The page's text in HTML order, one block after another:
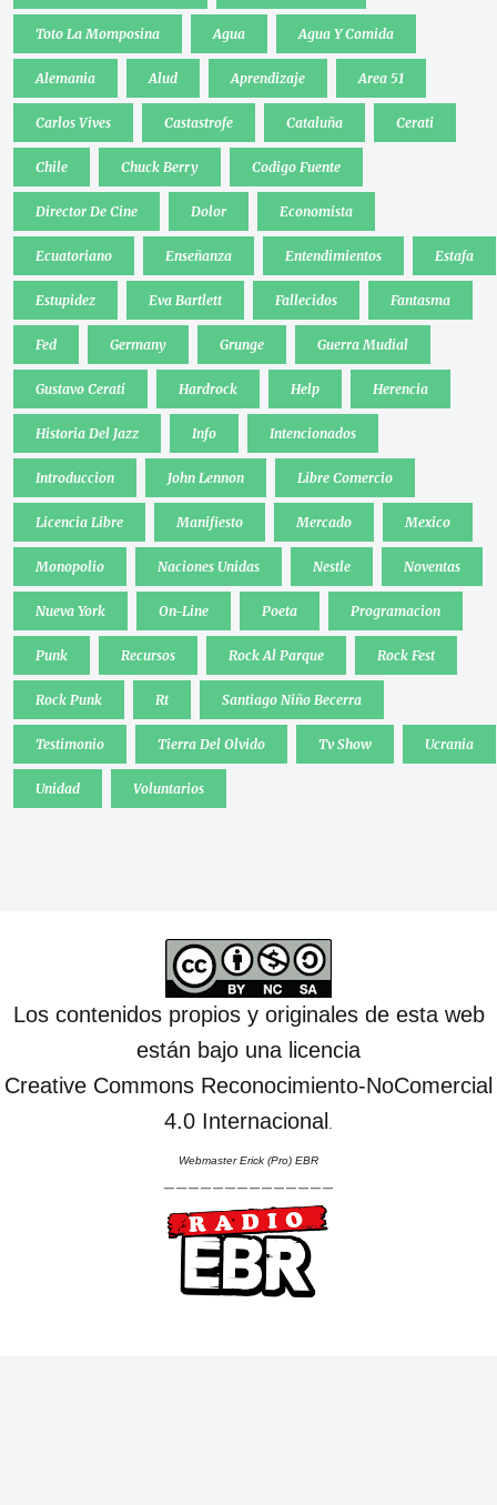
Toto La Momposina Agua Agua Y Comida
Alemania Alud Aprendizaje Area 51
Carlos Vives Castastrofe Cataluña Cerati
Chile Chuck Berry Codigo Fuente
Director De Cine Dolor Economista
Ecuatoriano Enseñanza Entendimientos Estafa
Estupidez Eva Bartlett Fallecidos Fantasma
Fed Germany Grunge Guerra Mudial
Gustavo Cerati Hardrock Help Herencia
Historia Del Jazz Info Intencionados
Introduccion John Lennon Libre Comercio
Licencia Libre Manifiesto Mercado Mexico
Monopolio Naciones Unidas Nestle Noventas
Nueva York On-Line Poeta Programacion
Punk Recursos Rock Al Parque Rock Fest
Rock Punk Rt Santiago Niño Becerra
Testimonio Tierra Del Olvido Tv Show Ucrania
Unidad Voluntarios
Los contenidos propios y originales de esta web
están bajo una licencia
Creative Commons Reconocimiento-NoComercial
4.0 Internacional
Webmaster Erick (Pro) EBR
--------------